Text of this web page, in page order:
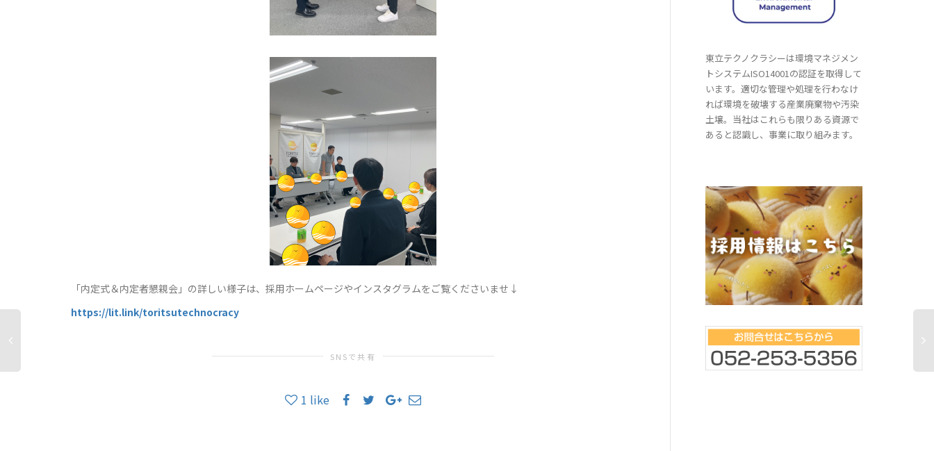
「内定式＆内定者懇親会」の詳しい様子は、採用ホームページやインスタグラムをご覧くださいませ↓
https://lit.link/toritsutechnocracy
SNSで共有
1 like
東立テクノクラシーは環境マネジメン
トシステムISO14001の認証を取得して
います。適切な管理や処理を行わなけ
れば環境を破壊する産業廃棄物や汚染
土壌。当社はこれらも限りある資源で
あると認識し、事業に取り組みます。